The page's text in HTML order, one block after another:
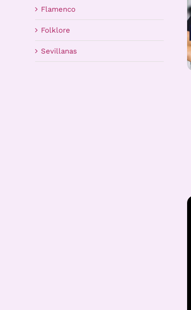
Flamenco
Folklore
Sevillanas